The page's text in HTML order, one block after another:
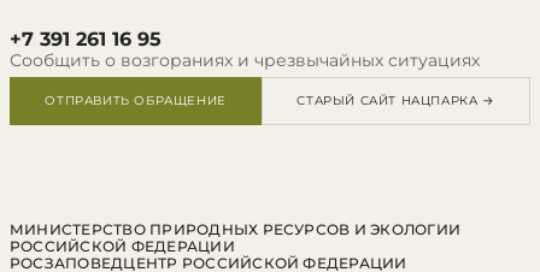
+7 391 261 16 95
Сообщить о возгораниях и чрезвычайных ситуациях
ОТПРАВИТЬ ОБРАЩЕНИЕ СТАРЫЙ САЙТ НАЦПАРКА →
МИНИСТЕРСТВО ПРИРОДНЫХ РЕСУРСОВ И ЭКОЛОГИИ
РОССИЙСКОЙ ФЕДЕРАЦИИ
РОСЗАПОВЕДЦЕНТР РОССИЙСКОЙ ФЕДЕРАЦИИ